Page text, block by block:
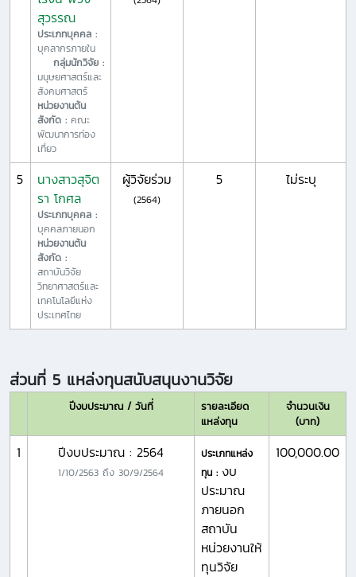
สุวรรณ
ประเภทบุคคล :
บุคลากรภายใน
กลุ่มนักวิจัย :
มนุษยศาสตร์และ
สังคมศาสตร์
หน่วยงานต้น
สังกัด : คณะ
พัฒนาการท่อง
เที่ยว
5
นางสาวสุจิต
รา โกศล
ประเภทบุคคล :
บุคคลภายนอก
หน่วยงานต้น
สังกัด :
สถาบันวิจัย
วิทยาศาสตร์และ
เทคโนโลยีแห่ง
ประเทศไทย
ผู้วิจัยร่วม
(2564)
5 ไม่ระบุ
ส่วนที่ 5 แหล่งทุนสนับสนุนงานวิจัย
ปีงบประมาณ / วันที่
รายละเอียด
แหล่งทุน
จำนวนเงิน
(บาท)
1 ปีงบประมาณ : 2564
1/10/2563 ถึง 30/9/2564
ประเภทแหล่ง
ทุน : งบ
ประมาณ
ภายนอก
สถาบัน
หน่วยงานให้
ทุนวิจัย
100,000.00